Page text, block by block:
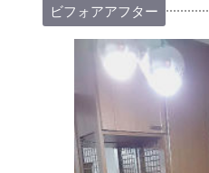
ビフォアアフター